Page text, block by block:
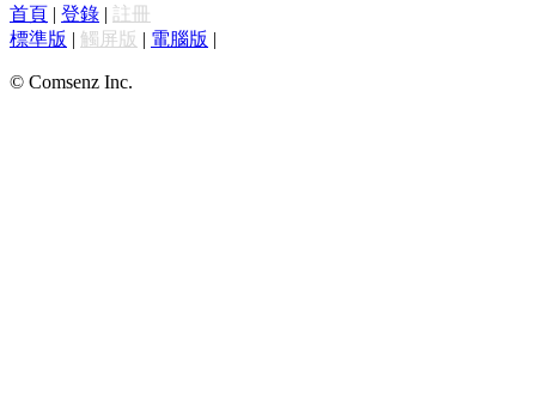
首頁 | 登錄 | 註冊
標準版 | 觸屏版 | 電腦版 |
© Comsenz Inc.